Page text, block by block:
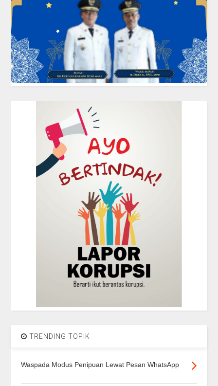
TRENDING TOPIK
Waspada Modus Penipuan Lewat Pesan WhatsApp